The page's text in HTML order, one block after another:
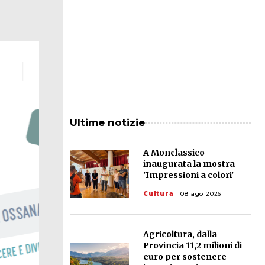
Ultime notizie
A Monclassico
inaugurata la mostra
'Impressioni a colori'
Cultura 08 ago 2026
Agricoltura, dalla
Provincia 11,2 milioni di
euro per sostenere